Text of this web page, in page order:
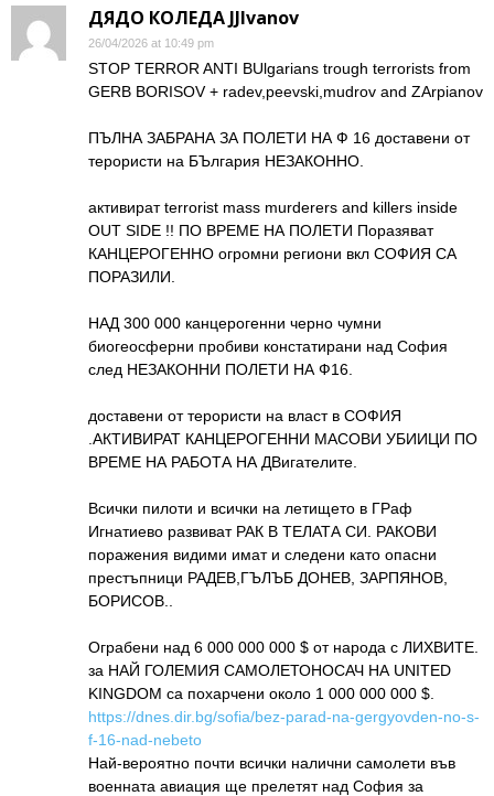
ДЯДО КОЛЕДА JJIvanov
26/04/2026 at 10:49 pm
STOP TERROR ANTI BUlgarians trough terrorists from
GERB BORISOV + radev,peevski,mudrov and ZArpianov
ПЪЛНА ЗАБРАНА ЗА ПОЛЕТИ НА Ф 16 доставени от
терористи на БЪлгария НЕЗАКОННО.
активират terrorist mass murderers and killers inside
OUT SIDE !! ПО ВРЕМЕ НА ПОЛЕТИ Поразяват
КАНЦЕРОГЕННО огромни региони вкл СОФИЯ СА
ПОРАЗИЛИ.
НАД 300 000 канцерогенни черно чумни
биогеосферни пробиви констатирани над София
след НЕЗАКОННИ ПОЛЕТИ НА Ф16.
доставени от терористи на власт в СОФИЯ
.АКТИВИРАТ КАНЦЕРОГЕННИ МАСОВИ УБИИЦИ ПО
ВРЕМЕ НА РАБОТА НА ДВигателите.
Всички пилоти и всички на летището в ГРаф
Игнатиево развиват РАК В ТЕЛАТА СИ. РАКОВИ
поражения видими имат и следени като опасни
престъпници РАДЕВ,ГЪЛЪБ ДОНЕВ, ЗАРПЯНОВ,
БОРИСОВ..
Ограбени над 6 000 000 000 $ от народа с ЛИХВИТЕ.
за НАЙ ГОЛЕМИЯ САМОЛЕТОНОСАЧ НА UNITED
KINGDOM са похарчени около 1 000 000 000 $.
https://dnes.dir.bg/sofia/bez-parad-na-gergyovden-no-s-
f-16-nad-nebeto
Най-вероятно почти всички налични самолети във
военната авиация ще прелетят над София за